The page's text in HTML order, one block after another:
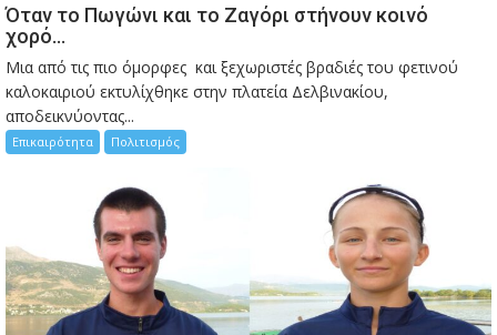
Όταν το Πωγώνι και το Ζαγόρι στήνουν κοινό
χορό…
Μια από τις πιο όμορφες και ξεχωριστές βραδιές του φετινού
καλοκαιριού εκτυλίχθηκε στην πλατεία Δελβινακίου,
αποδεικνύοντας...
Επικαιρότητα Πολιτισμός